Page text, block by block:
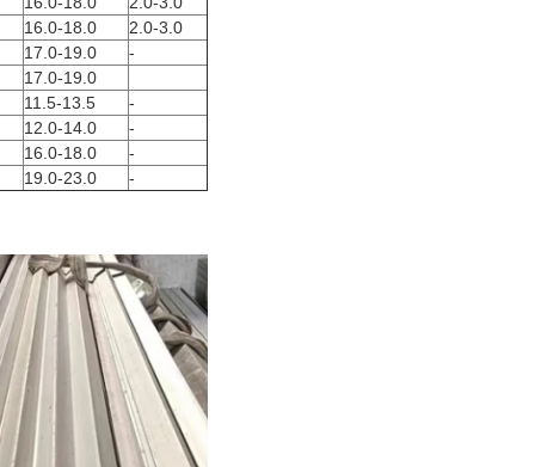
16.0-18.0
2.0-3.0
17.0-19.0
-
17.0-19.0
11.5-13.5
-
12.0-14.0
-
16.0-18.0
-
19.0-23.0
-